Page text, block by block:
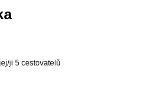
ji 5 cestovatelů